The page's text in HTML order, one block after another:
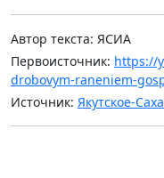
Автор текста: ЯСИА
Первоисточник: https://
drobovym-raneniem-
Источник: Якутское-